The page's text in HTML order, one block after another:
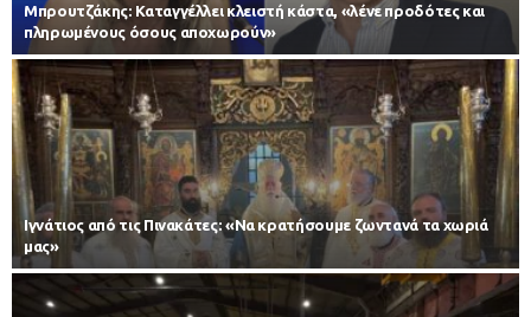
Μπρουτζάκης: Καταγγέλλει κλειστή κάστα, «λένε προδότες και
πληρωμένους όσους αποχωρούν»
Ιγνάτιος από τις Πινακάτες: «Να κρατήσουμε ζωντανά τα χωριά
μας»